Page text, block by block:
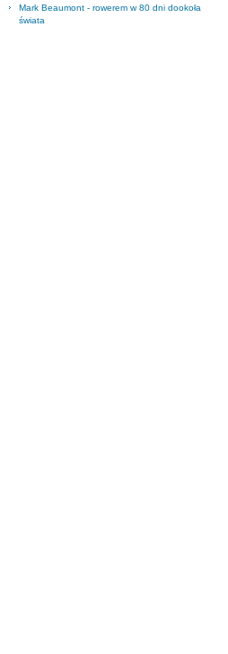
Mark Beaumont - rowerem w 80 dni dookoła
świata